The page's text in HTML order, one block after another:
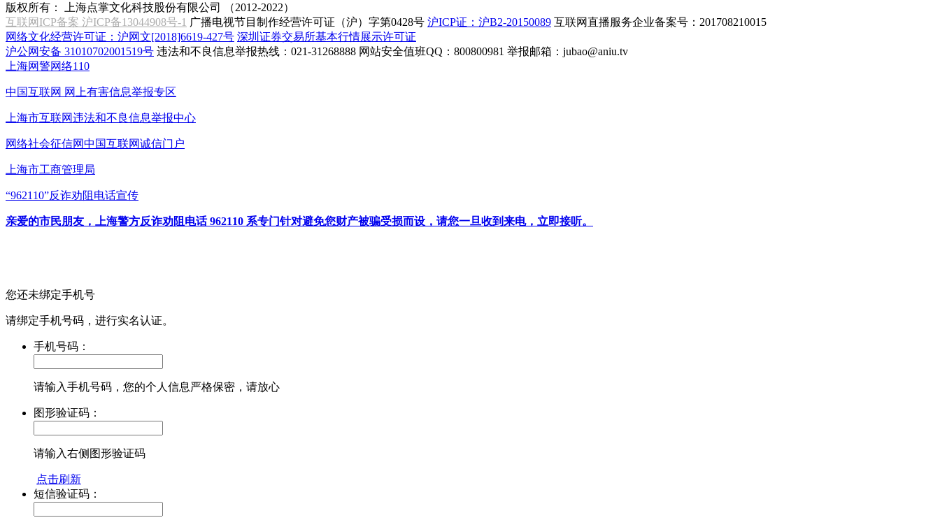
版权所有：
上海点掌文化科技股份有限公司 （2012-2022）
互联网ICP备案 沪ICP备13044908号-1 广播电视节目制作经营许可证（沪）字第0428号 沪ICP证：沪B2-20150089 互联网直播服务企业备案号：201708210015
网络文化经营许可证：沪网文[2018]6619-427号 深圳证券交易所基本行情展示许可证
沪公网安备 31010702001519号 违法和不良信息举报热线：021-31268888 网站安全值班QQ：800800981 举报邮箱： jubao@aniu.tv
上海网警网络110
中国互联网 网上有害信息举报专区
上海市互联网违法和不良信息举报中心
网络社会征信网中国互联网诚信门户
上海市工商管理局
“962110”反诈劝阻电话宣传
亲爱的市民朋友，上海警方反诈劝阻电话 962110 系专门针对避免您财产被骗受损而设，请您一旦收到来电，立即接听。
您还未绑定手机号
请绑定手机号码，进行实名认证。
手机号码：
请输入手机号码，您的个人信息严格保密，请放心
图形验证码：
请输入右侧图形验证码
点击刷新
短信验证码：